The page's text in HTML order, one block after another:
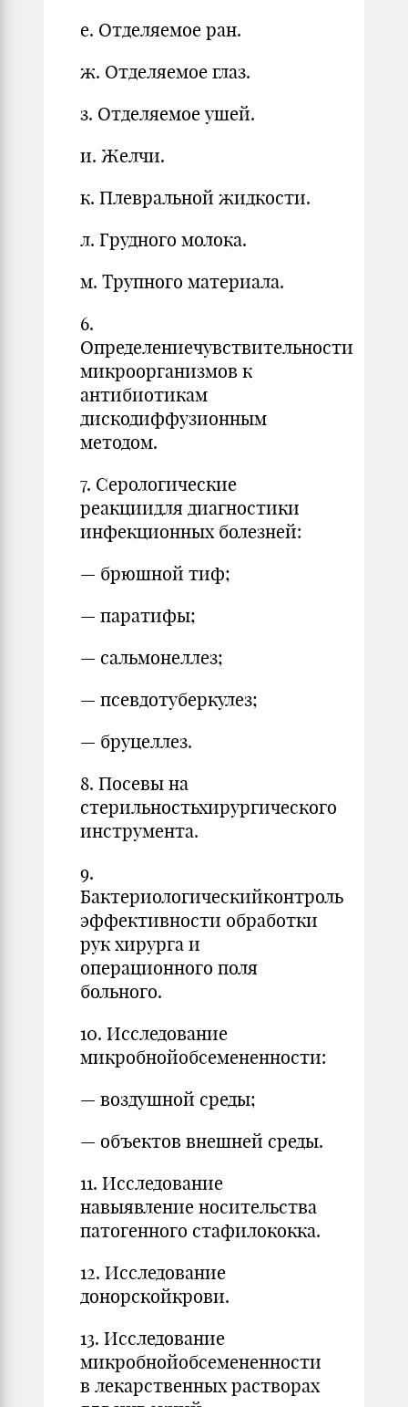
е. Отделяемое ран.
ж. Отделяемое глаз.
з. Отделяемое ушей.
и. Желчи.
к. Плевральной жидкости.
л. Грудного молока.
м. Трупного материала.
6.
Определениечувствительности
микроорганизмов к
антибиотикам
дискодиффузионным
методом.
7. Серологические
реакциидля диагностики
инфекционных болезней:
— брюшной тиф;
— паратифы;
— сальмонеллез;
— псевдотуберкулез;
— бруцеллез.
8. Посевы на
стерильностьхирургического
инструмента.
9.
Бактериологическийконтроль
эффективности обработки
рук хирурга и
операционного поля
больного.
10. Исследование
микробнойобсемененности:
— воздушной среды;
— объектов внешней среды.
11. Исследование
навыявление носительства
патогенного стафилококка.
12. Исследование
донорскойкрови.
13. Исследование
микробнойобсемененности
в лекарственных растворах